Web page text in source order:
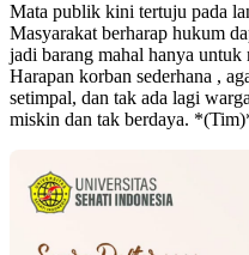
Mata publik kini tertuju pada
Masyarakat berharap hukum
jadi barang mahal hanya untuk
Harapan korban sederhana ,
setimpal, dan tak ada lagi
miskin dan tak berdaya.